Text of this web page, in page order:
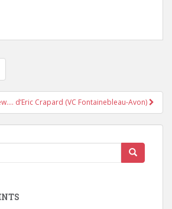
d’Eric Crapard (VC Fontainebleau-Avon)